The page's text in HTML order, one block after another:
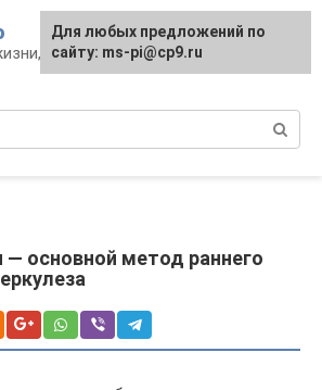
профилактика и
основной метод раннего
Для любых предложений по
сайту: ms-pi@cp9.ru